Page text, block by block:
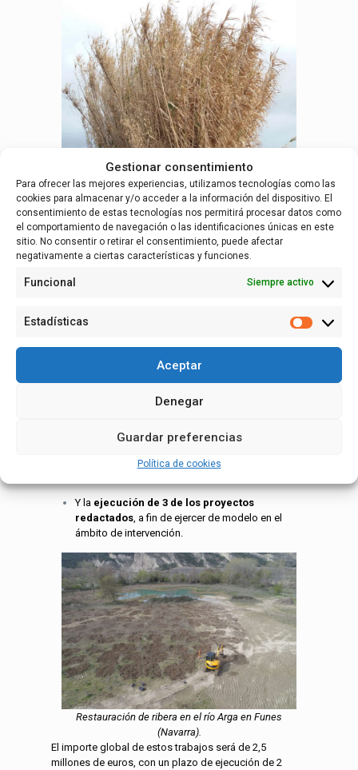
Gestionar consentimiento
Para ofrecer las mejores experiencias, utilizamos tecnologías como las
cookies para almacenar y/o acceder a la información del dispositivo. El
consentimiento de estas tecnologías nos permitirá procesar datos como
el comportamiento de navegación o las identificaciones únicas en este
sitio. No consentir o retirar el consentimiento, puede afectar
negativamente a ciertas características y funciones.
Funcional Siempre activo
Estadísticas
Aceptar
Denegar
Guardar preferencias
Política de cookies
Vegetación exótica e invasora
(Arundo donax)
Realización de trabajos de
riberas en zonas degradadas
. En este caso se
de especies de flora exóticas; la recuperación
Redacción de 10 proyectos cuyo objetivo es la
pasos para fauna piscícola (sistemas que ayudan
a los peces que migran por el río a salvar un azud
Y la ejecución de 3 de los proyectos
redactados, a fin de ejercer de modelo en el
ámbito de intervención.
Restauración de ribera en el río Arga en Funes
(Navarra).
El importe global de estos trabajos será de 2,5
millones de euros, con un plazo de ejecución de 2